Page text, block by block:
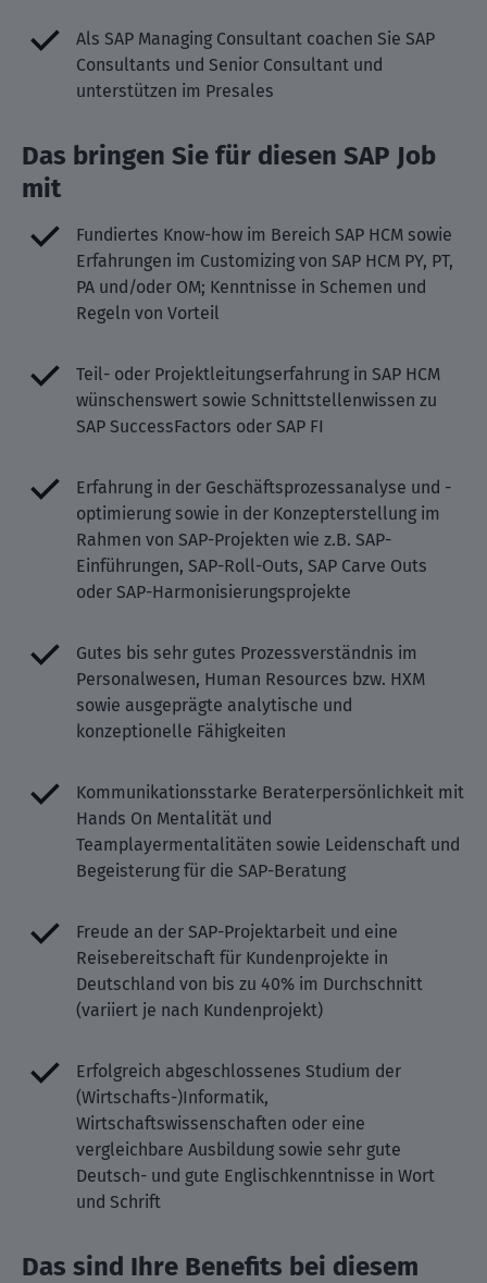
Als SAP Managing Consultant coachen Sie SAP
Consultants und Senior Consultant und
unterstützen im Presales
Das bringen Sie für diesen SAP Job
mit
Fundiertes Know-how im Bereich SAP HCM sowie
Erfahrungen im Customizing von SAP HCM PY, PT,
PA und/oder OM; Kenntnisse in Schemen und
Regeln von Vorteil
Teil- oder Projektleitungserfahrung in SAP HCM
wünschenswert sowie Schnittstellenwissen zu
SAP SuccessFactors oder SAP FI
Erfahrung in der Geschäftsprozessanalyse und -
optimierung sowie in der Konzepterstellung im
Rahmen von SAP-Projekten wie z.B. SAP-
Einführungen, SAP-Roll-Outs, SAP Carve Outs
oder SAP-Harmonisierungsprojekte
Gutes bis sehr gutes Prozessverständnis im
Personalwesen, Human Resources bzw. HXM
sowie ausgeprägte analytische und
konzeptionelle Fähigkeiten
Kommunikationsstarke Beraterpersönlichkeit mit
Hands On Mentalität und
Teamplayermentalitäten sowie Leidenschaft und
Begeisterung für die SAP-Beratung
Freude an der SAP-Projektarbeit und eine
Reisebereitschaft für Kundenprojekte in
Deutschland von bis zu 40% im Durchschnitt
(variiert je nach Kundenprojekt)
Erfolgreich abgeschlossenes Studium der
(Wirtschafts-)Informatik,
Wirtschaftswissenschaften oder eine
vergleichbare Ausbildung sowie sehr gute
Deutsch- und gute Englischkenntnisse in Wort
und Schrift
Das sind Ihre Benefits bei diesem